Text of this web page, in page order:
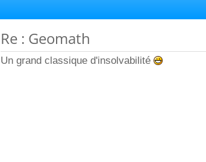
Re : Geomath
Un grand classique d'insolvabilité